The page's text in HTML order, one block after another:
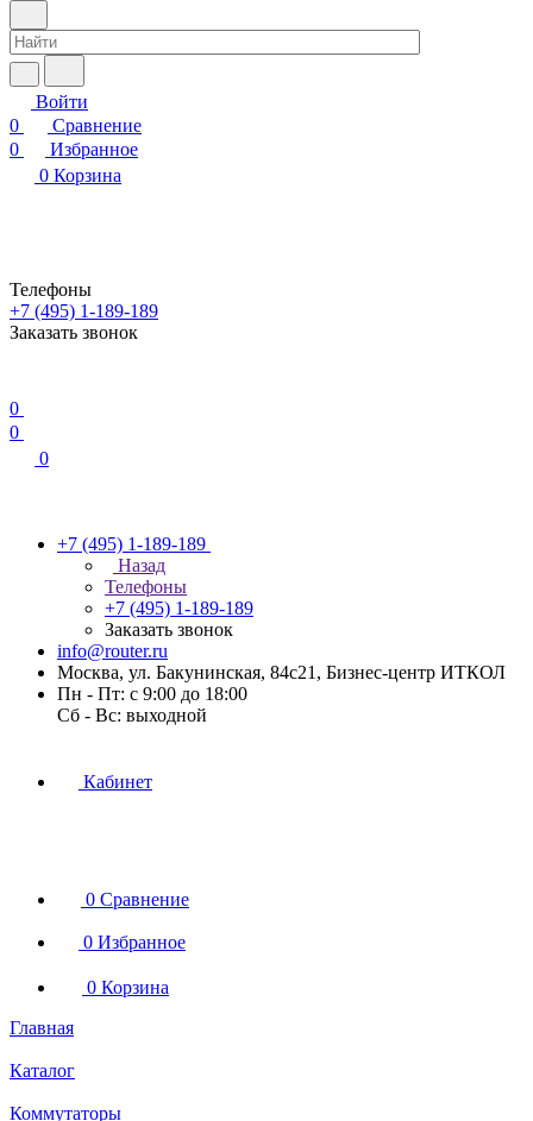
Войти
0
Сравнение
0
Избранное
0 Корзина
Телефоны
+7 (495) 1-189-189
Заказать звонок
0
0
0
+7 (495) 1-189-189
Назад
Телефоны
+7 (495) 1-189-189
Заказать звонок
info@router.ru
Москва, ул. Бакунинская, 84с21, Бизнес-центр ИТКОЛ
Пн - Пт: с 9:00 до 18:00
Cб - Вс: выходной
Кабинет
0 Сравнение
0 Избранное
0 Корзина
Главная
Каталог
Коммутаторы